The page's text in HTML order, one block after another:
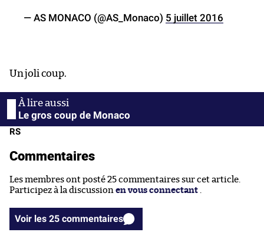
— AS MONACO (@AS_Monaco) 5 juillet 2016
Un joli coup.
Le gros coup de Monaco
RS
Commentaires
Les membres ont posté 25 commentaires sur cet article.
Participez à la discussion en vous connectant
Voir les 25 commentaires